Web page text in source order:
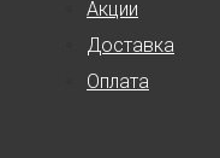
Акции
Доставка
Оплата